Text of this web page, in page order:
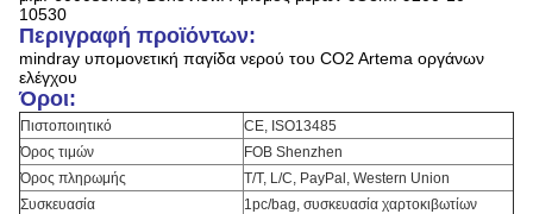
10530
Περιγραφή προϊόντων:
mindray υπομονετική παγίδα νερού του CO2 Artema οργάνων
ελέγχου
Όροι:
Πιστοποιητικό CE, ISO13485
Όρος τιμών
FOB Shenzhen
Όρος πληρωμής
T/T, L/C, PayPal, Western Union
Συσκευασία
1pc/bag, συσκευασία χαρτοκιβωτίων